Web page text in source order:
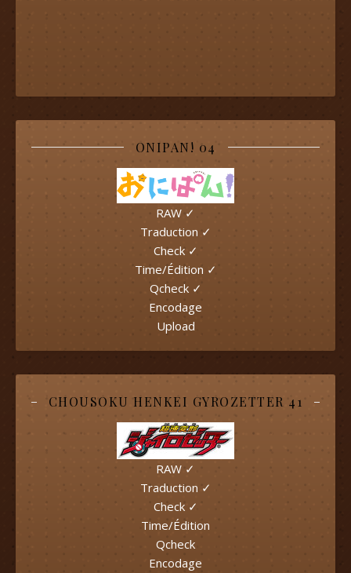
ONIPAN! 04
RAW ✓
Traduction ✓
Check ✓
Time/Édition ✓
Qcheck ✓
Encodage
Upload
CHOUSOKU HENKEI GYROZETTER 41
RAW ✓
Traduction ✓
Check ✓
Time/Édition
Qcheck
Encodage